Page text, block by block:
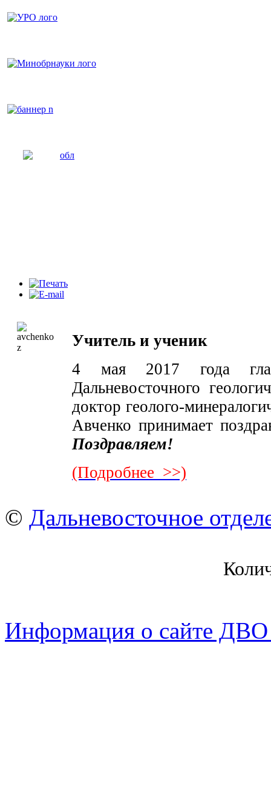
Учитель и ученик
4 мая 2017 года
Дальневосточного
доктор геолого-
Авченко принимает
Поздравляем!
(Подробнее >>)
© Дальневосточное
Информация о сайте